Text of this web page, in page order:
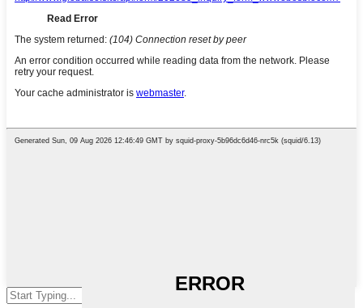
ಹುಡುಕಲು ಎಂಟರ್ ಒತ್ತಿರಿ ಅಥವಾ